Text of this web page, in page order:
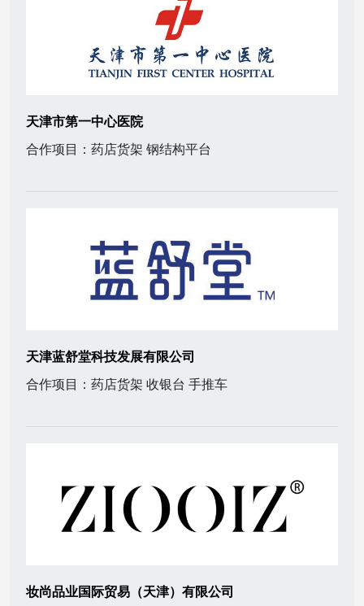
天津市第一中心医院
合作项目：药店货架 钢结构平台
天津蓝舒堂科技发展有限公司
合作项目：药店货架 收银台 手推车
妆尚品业国际贸易（天津）有限公司